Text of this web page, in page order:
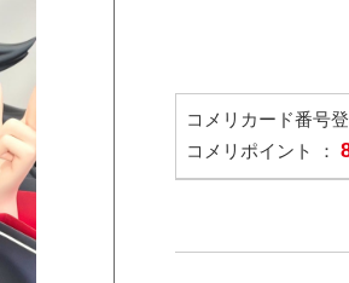
コメリカード番号
コメリポイント ：